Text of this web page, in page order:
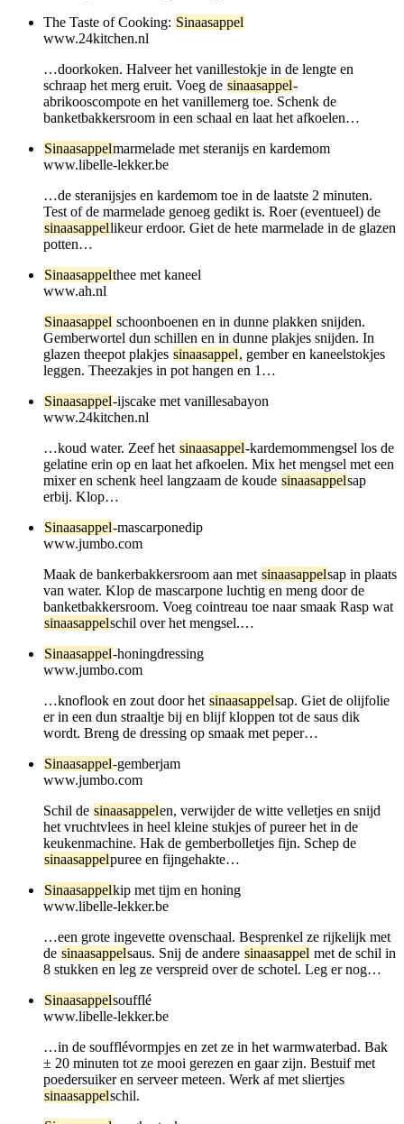
The Taste of Cooking: Sinaasappel
www.24kitchen.nl
…doorkoken. Halveer het vanillestokje in de lengte en
schraap het merg eruit. Voeg de sinaasappel-
abrikooscompote en het vanillemerg toe. Schenk de
banketbakkersroom in een schaal en laat het afkoelen…
Sinaasappelmarmelade met steranijs en kardemom
www.libelle-lekker.be
…de steranijsjes en kardemom toe in de laatste 2 minuten.
Test of de marmelade genoeg gedikt is. Roer (eventueel) de
sinaasappellikeur erdoor. Giet de hete marmelade in de glazen
potten…
Sinaasappelthee met kaneel
www.ah.nl
Sinaasappel schoonboenen en in dunne plakken snijden.
Gemberwortel dun schillen en in dunne plakjes snijden. In
glazen theepot plakjes sinaasappel, gember en kaneelstokjes
leggen. Theezakjes in pot hangen en 1…
Sinaasappel-ijscake met vanillesabayon
www.24kitchen.nl
…koud water. Zeef het sinaasappel-kardemommengsel los de
gelatine erin op en laat het afkoelen. Mix het mengsel met een
mixer en schenk heel langzaam de koude sinaasappelsap
erbij. Klop…
Sinaasappel-mascarponedip
www.jumbo.com
Maak de bankerbakkersroom aan met sinaasappelsap in plaats
van water. Klop de mascarpone luchtig en meng door de
banketbakkersroom. Voeg cointreau toe naar smaak Rasp wat
sinaasappelschil over het mengsel.…
Sinaasappel-honingdressing
www.jumbo.com
…knoflook en zout door het sinaasappelsap. Giet de olijfolie
er in een dun straaltje bij en blijf kloppen tot de saus dik
wordt. Breng de dressing op smaak met peper…
Sinaasappel-gemberjam
www.jumbo.com
Schil de sinaasappelen, verwijder de witte velletjes en snijd
het vruchtvlees in heel kleine stukjes of pureer het in de
keukenmachine. Hak de gemberbolletjes fijn. Schep de
sinaasappelpuree en fijngehakte…
Sinaasappelkip met tijm en honing
www.libelle-lekker.be
…een grote ingevette ovenschaal. Besprenkel ze rijkelijk met
de sinaasappelsaus. Snij de andere sinaasappel met de schil in
8 stukken en leg ze verspreid over de schotel. Leg er nog…
Sinaasappelsoufflé
www.libelle-lekker.be
…in de soufflévormpjes en zet ze in het warmwaterbad. Bak
± 20 minuten tot ze mooi gerezen en gaar zijn. Bestuif met
poedersuiker en serveer meteen. Werk af met sliertjes
sinaasappelschil.